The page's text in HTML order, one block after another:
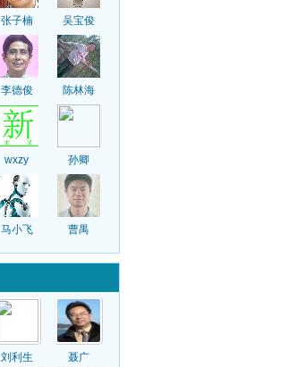
张子楠 吴宝俊
李德俊 陈林海
wxzy 孙卿
马小飞 曹禺
刘利生
聂广